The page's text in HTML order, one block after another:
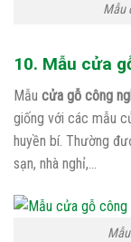
Mẫu
10. Mẫu cửa
Mẫu cửa gỗ công
giống với các mẫu
huyền bí. Thường
sạn, nhà nghỉ,…